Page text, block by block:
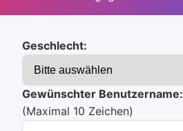
Geschlecht:
Gewünschter Benutzername:
(Maximal 10 Zeichen)